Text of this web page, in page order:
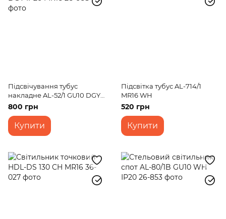
Підсвічування тубус
накладне AL-52/1 GU10 DGY
IP20 MR16
800 грн
Купити
Підсвітка тубус AL-714/1
MR16 WH
520 грн
Купити